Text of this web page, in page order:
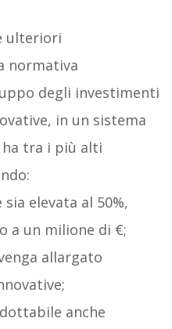
ulteriori
normativa
degli investimenti
in un sistema
tra i più alti
elevata al 50%,
a un milione di €;
allargato
anche